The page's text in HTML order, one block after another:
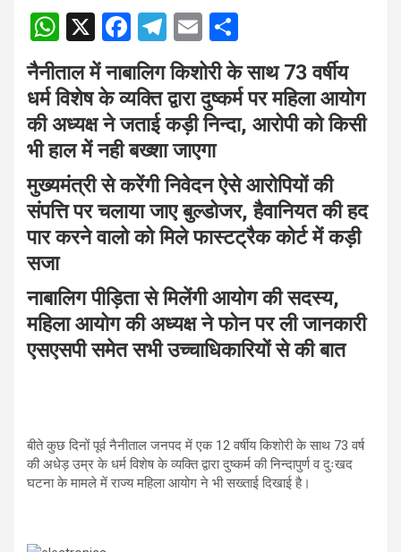
W
at
s
A
p
p
X
F
a
ce
b
o
o
k
T
el
e
gr
a
m
E
m
ail ar
e
नैनीताल में नाबालिग किशोरी के साथ 73 वर्षीय
धर्म विशेष के व्यक्ति द्वारा दुष्कर्म पर महिला आयोग
की अध्यक्ष ने जताई कड़ी निन्दा, आरोपी को किसी
भी हाल में नही बख्शा जाएगा
मुख्यमंत्री से करेंगी निवेदन ऐसे आरोपियों की
संपत्ति पर चलाया जाए बुल्डोजर, हैवानियत की हद
पार करने वालो को मिले फास्टट्रैक कोर्ट में कड़ी
सजा
नाबालिग पीड़िता से मिलेंगी आयोग की सदस्य,
महिला आयोग की अध्यक्ष ने फोन पर ली जानकारी
एसएसपी समेत सभी उच्चाधिकारियों से की बात
बीते कुछ दिनों पूर्व नैनीताल जनपद में एक 12 वर्षीय किशोरी के साथ 73 वर्ष
की अधेड़ उम्र के धर्म विशेष के व्यक्ति द्वारा दुष्कर्म की निन्दापुर्ण व दुःखद
घटना के मामले में राज्य महिला आयोग ने भी सख्ताई दिखाई है।